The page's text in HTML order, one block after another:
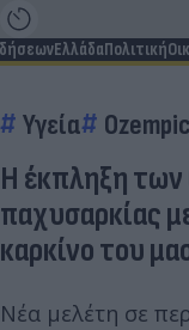
ΕλλάδαΠολιτική
Υγεία Ozempic
Η έκπληξη των
παχυσαρκίας
καρκίνο του
Νέα μελέτη σε